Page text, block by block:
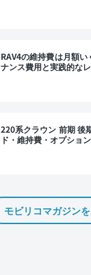
RAV4の維持費は月額
ナンス費用と実践的な
220系クラウン 前期 後
ド・維持費・オプショ
モビリコマガジン